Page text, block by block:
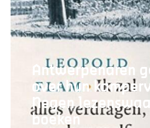
Antwerpenaren
over hun
Negen
boeken